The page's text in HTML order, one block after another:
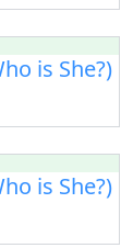
is She?)
is She?)